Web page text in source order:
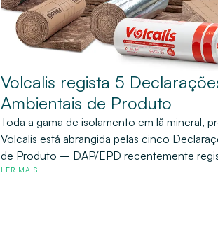
Volcalis regista 5
Ambientais de Produto
Toda a gama de isolamento em lã mineral,
Volcalis está abrangida pelas cinco
de Produto – DAP/EPD recentemente
LER MAIS +